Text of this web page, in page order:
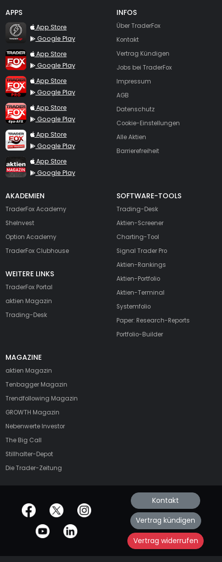
APPS
TraderFox Flash
App Store
Google Play
TraderFox App
App Store
Google Play
TraderFox Pro
App Store
Google Play
TraderFox dpa-AFX ProFeed
App Store
Google Play
TraderFox Live Trading
App Store
Google Play
TraderFox aktien Magazin
App Store
Google Play
INFOS
Über TraderFox
Kontakt
Vertrag Kündigen
Jobs bei TraderFox
Impressum
AGB
Datenschutz
Cookie-Einstellungen
Alle Aktien
Barrierefreiheit
AKADEMIEN
TraderFox Academy
SheInvest
Option Academy
TraderFox Clubhouse
WEITERE LINKS
TraderFox Portal
aktien Magazin
Trading-Desk
SOFTWARE-TOOLS
Trading-Desk
Aktien-Screener
Charting-Tool
Signal Trader Pro
Aktien-Rankings
Aktien-Portfolio
Aktien-Terminal
Systemfolio
Paper: Research-Reports
Portfolio-Builder
MAGAZINE
aktien Magazin
Tenbagger Magazin
Trendfollowing Magazin
GROWTH Magazin
Nebenwerte Investor
The Big Call
Stillhalter-Depot
Die Trader-Zeitung
offizielle Social Media-Accounts Kontakt
Vertrag kündigen
Vertrag widerrufen